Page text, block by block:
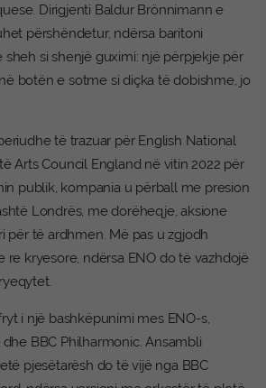
Dirigjenti Baldur Brönnimann e
përshëndetur, ndërsa baritoni
sheh si shenjë guximi: një përpjekje për
botën e sotme si diçka të dobishme, jo
të trazuar për English National
Arts Council England në vitin 2022 për
publik, kompania u përball me presion
Londrës, me dorëheqje, aksione
për të ardhmen. Më pas u zgjodh
re kryesore, ndërsa ENO do të vazhdojë
i një bashkëpunimi mes ENO-s,
BBC Philharmonic. Ansambli
pjesëtarësh do të vijë nga BBC